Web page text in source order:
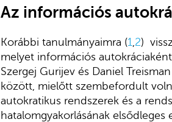
Az információs
Korábbi tanulmányaimra (1 2)
melyet információs
Szergej Gurijev és Daniel
között, mielőtt szembefordult
autokratikus rendszerek és a
hatalomgyakorlásának